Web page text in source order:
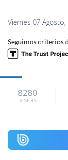
Viernes 07
Seguimos criterios
8280
visitas